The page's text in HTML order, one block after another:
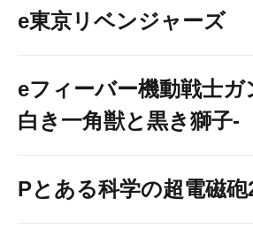
e東京リベンジャーズ
eフィーバー機動戦士
白き一角獣と黒き獅子-
Pとある科学の超電磁砲